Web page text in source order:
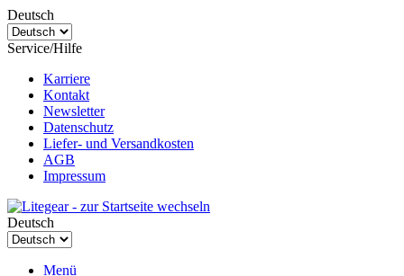
Deutsch
Service/Hilfe
Karriere
Kontakt
Newsletter
Datenschutz
Liefer- und Versandkosten
AGB
Impressum
Deutsch
Menü